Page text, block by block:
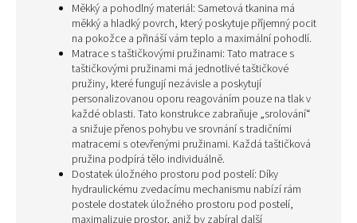
Měkký a pohodlný materiál: Sametová tkanina má
měkký a hladký povrch, který poskytuje příjemný pocit
na pokožce a přináší vám teplo a maximální pohodlí.
Matrace s taštičkovými pružinami: Tato matrace s
taštičkovými pružinami má jednotlivé taštičkové
pružiny, které fungují nezávisle a poskytují
personalizovanou oporu reagováním pouze na tlak v
každé oblasti. Tato konstrukce zabraňuje „srolování“
a snižuje přenos pohybu ve srovnání s tradičními
matracemi s otevřenými pružinami. Každá taštičková
pružina podpírá tělo individuálně.
Dostatek úložného prostoru pod postelí: Díky
hydraulickému zvedacímu mechanismu nabízí rám
postele dostatek úložného prostoru pod postelí,
maximalizuje prostor, aniž by zabíral další